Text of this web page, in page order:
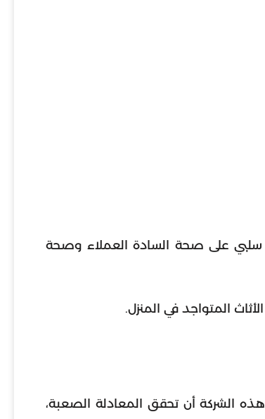
سلبي على صحة السادة العملاء وصحة
المتواجد في المنزل.
الشركة أن تحقق المعادلة الصعبة،